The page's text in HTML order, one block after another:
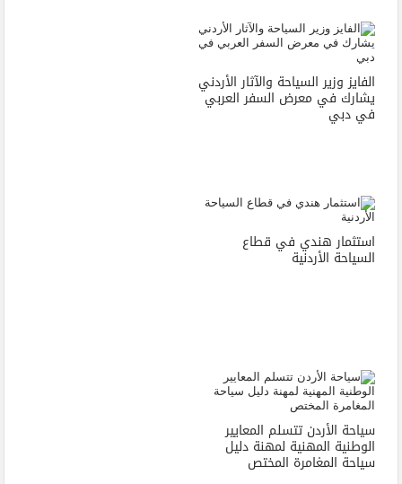
الفايز وزير السياحة والآثار الأردني
يشارك في معرض السفر العربي
في دبي
استثمار هندي في قطاع
السياحة الأردنية
سياحة الأردن تتسلم المعايير
الوطنية المهنية لمهنة دليل
سياحة المغامرة المختص